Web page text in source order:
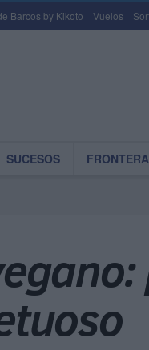
Barcos by Kikoto Vuelos
SUCESOS FRONTERA